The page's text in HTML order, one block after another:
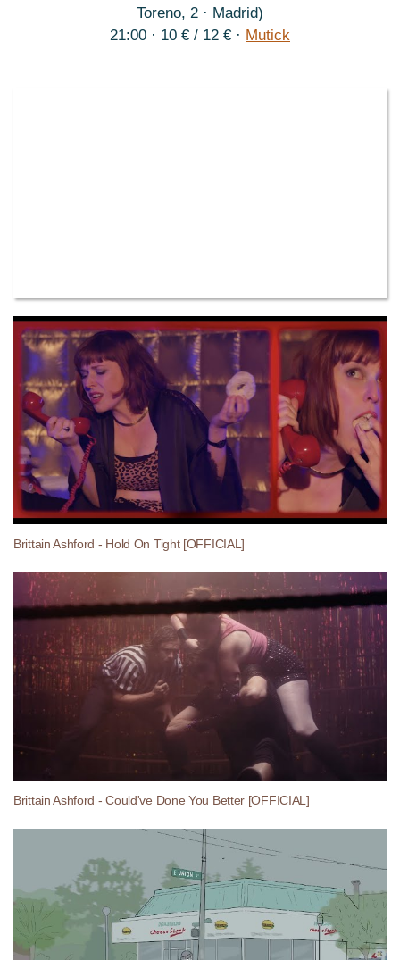
Toreno, 2 · Madrid)
21:00 · 10 € / 12 € · Mutick
Brittain Ashford - Hold On Tight [OFFICIAL]
Brittain Ashford - Could've Done You Better [OFFICIAL]